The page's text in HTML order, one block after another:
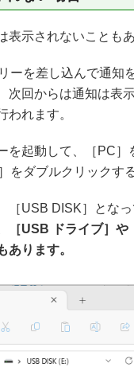
表示されないこともあ
ーを差し込んで通知
次回からは通知は表
われます。
を起動して、［PC］
をダブルクリックす
［USB DISK］とな
［USB ドライブ］
あります。